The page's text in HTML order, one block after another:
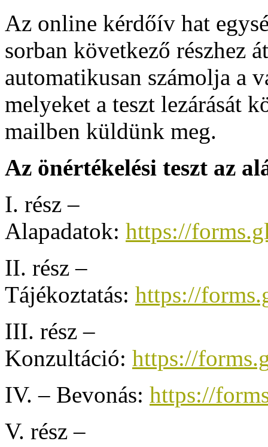
Az online kérdőív hat
sorban következő részhez
automatikusan számolja a
melyeket a teszt lezárását
mailben küldünk meg.
Az önértékelési teszt az
I. rész –
Alapadatok: https://
II. rész –
Tájékoztatás: https://
III. rész –
Konzultáció: https://
IV. – Bevonás: https://
V. rész –